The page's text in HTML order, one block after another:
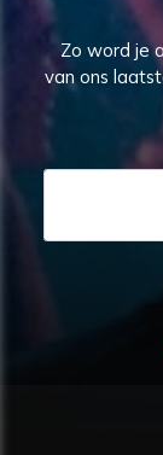
Zo word je
van ons